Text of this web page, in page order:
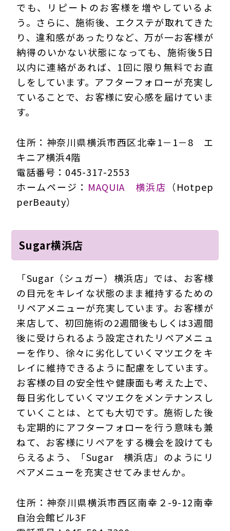
でも、リピートのお客様を増やしているよ
う。さらに、施術後、エクステが取れてきた
り、違和感があったりなど、万が一お客様が
納得のいかない状態になっても、施術後5日
以内に連絡があれば、1回に限り無料でお直
しをしています。アフターフォローが充実し
ていることで、お客様に安心感を届けていま
す。
住所：神奈川県横浜市西区北幸1－1－8 エ
キニア横浜4階
電話番号：045-317-2553
ホームページ： MAQUIA 横浜店 （Hotpep
perBeauty）
Sugar横浜店
「Sugar（シュガー）横浜店」では、お客様
の目元をキレイな状態のまま維持するための
リペアメニューが充実しています。お客様が
来店して、初回施術の2週間後もしくは3週間
後に受けられるよう設定されたリペアメニュ
ーを作り、徐々に劣化していくマツエクをキ
レイに維持できるように配慮をしています。
お客様の目の安全性や健康面も考えた上で、
毎日劣化していくマツエクをメンテナンスし
ていくことは、とても大切です。施術した後
も定期的にアフターフォローを行う意味も兼
ねて、お客様にリペアをする機会を設けても
らえるよう、「Sugar 横浜店」のようにリ
ペアメニューを充実させてみませんか。
住所：神奈川県横浜市西区南幸２-9-12南幸
自治会館ビル3F